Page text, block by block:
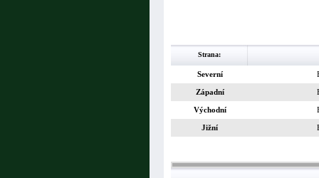
Strana:
Severní
Západní
Východní
Jižní